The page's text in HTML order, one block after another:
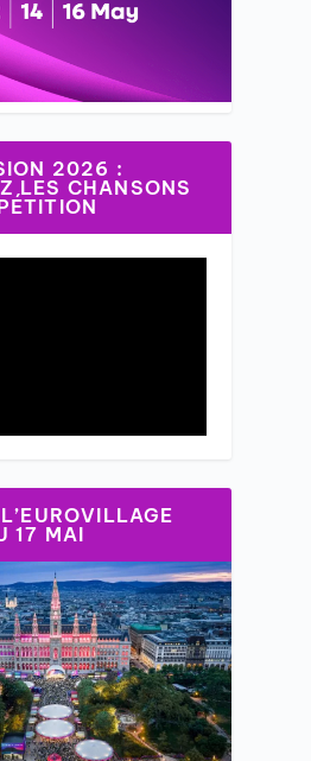
2026 :
LES CHANSONS
17 MAI